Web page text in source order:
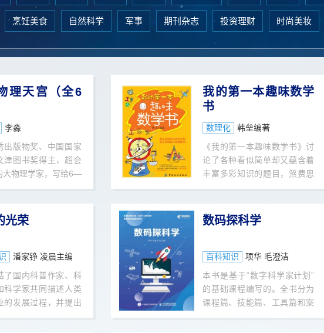
烹饪美食 自然科学 军事 期刊杂志 投资理财 时尚美妆
理天宫（全6
李淼
出版物奖、中国国家
津图书奖得主，超会
大物理学家，写给6—
友们的物理学漫画。
画，覆盖义务教育阶
课程知识点，助力孩
我的第一本趣味数学
书
数理化
韩垒编著
《我的第一本趣味数学书》讨
论了各种看似简单却又蕴含着
丰富多彩知识的题目，煞费思
考的问题，引人入胜的故事，
以及从各种日常生活现象或者
科学幻想小说里找到的各种出
小读者的逻辑思维能力，教会
小读者在脑海中创造无数联
想，把数学知识与经常碰到的
各种生活现象联系起来。
光荣
潘家铮 凌晨主编
了国内科普作家、科
科学家共同描述人类
的发展过程，并提出
于未来航天的悬念和
数码探科学
百科知识
项华 毛澄洁
本书是基于“数字科学家计划”
的基础课程编写的。全书分为
课程篇、技能篇、工具篇和案
例篇四部分。课程篇给出了12